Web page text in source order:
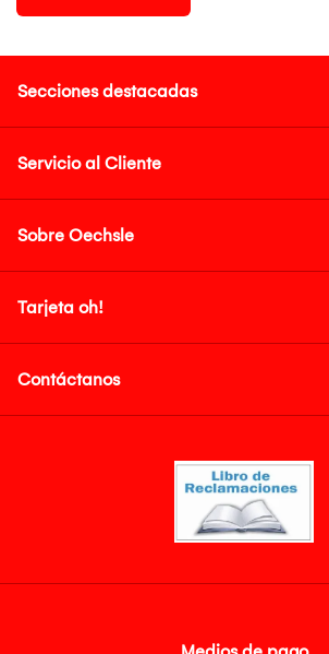
Secciones destacadas
Servicio al Cliente
Sobre Oechsle
Tarjeta oh!
Contáctanos